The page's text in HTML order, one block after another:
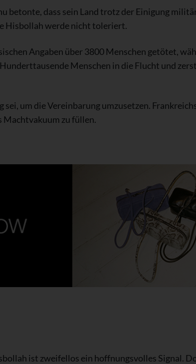
betonte, dass sein Land trotz der Einigung
Hisbollah werde nicht toleriert.
Angaben über 3800 Menschen getötet,
Menschen in die Flucht und
um die Vereinbarung umzusetzen.
Machtvakuum zu füllen.
ist zweifellos ein hoffnungsvolles Signal.